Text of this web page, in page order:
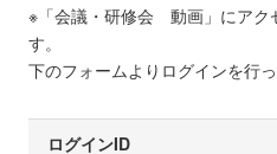
※「会議・研修会 動画」にアク
す。
下のフォームよりログインを行っ
ログインID